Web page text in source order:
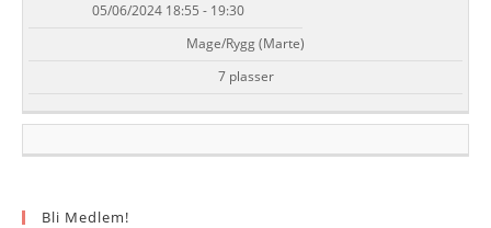
DATO/TID EVENT TILGJENGELIGHET
05/06/2024 18:55 - 19:30
Mage/Rygg (Marte)
7 plasser
Bli Medlem!